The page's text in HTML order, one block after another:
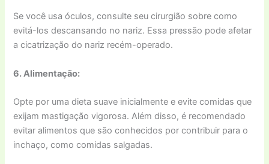
Se você usa óculos, consulte seu cirurgião sobre como
evitá-los descansando no nariz. Essa pressão pode afetar
a cicatrização do nariz recém-operado.
6. Alimentação:
Opte por uma dieta suave inicialmente e evite comidas que
exijam mastigação vigorosa. Além disso, é recomendado
evitar alimentos que são conhecidos por contribuir para o
inchaço, como comidas salgadas.